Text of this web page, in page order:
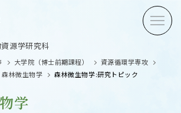
源学研究科
大学院（博士前期課程）
資源循環学専攻
森林微生物学 森林微生物学:研究トピック
学